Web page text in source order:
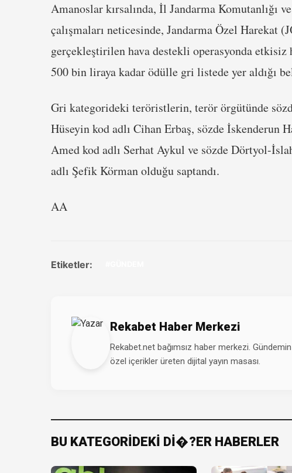
Amanoslar kırsalında, İl Jandarma
çalışmaları neticesinde, Jandarma Özel Harekat
gerçekleştirilen hava destekli operasyonda
500 bin liraya kadar ödülle gri listede yer aldığı
Gri kategorideki teröristlerin, terör örgütünde
Hüseyin kod adlı Cihan Erbaş, sözde
Amed kod adlı Serhat Aykul ve sözde Dörtyol-
adlı Şefik Körman olduğu saptandı.
AA
Etiketler:
Rekabet Haber Merkezi
Rekabet.net bağımsız haber merkezi.
özel içerikler üreten dijital yayın masası.
BU KATEGORİDEKİ Dİ�?ER HABERLER